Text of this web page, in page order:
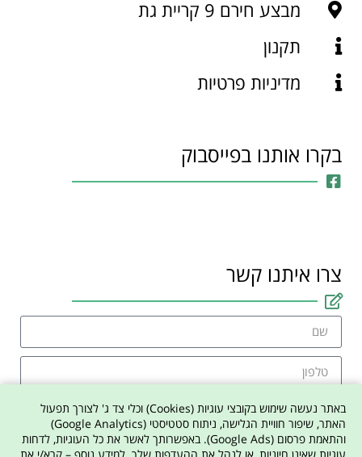
מבצע חירם 9 קריית גת
תקנון
מדיניות פרטיות
בקרו אותנו בפייסבוק
צרו איתנו קשר
אני מסכים למדיניות הפרטיות באתר
באתר נעשה שימוש בקובצי עוגיות (Cookies) וכלי צד ג' לצורך תפעול
האתר, שיפור חוויית הגלישה, ניתוח סטטיסטי (Google Analytics)
והתאמת פרסום (Google Ads). באפשרותך לאשר את כל העוגיות, לדחות